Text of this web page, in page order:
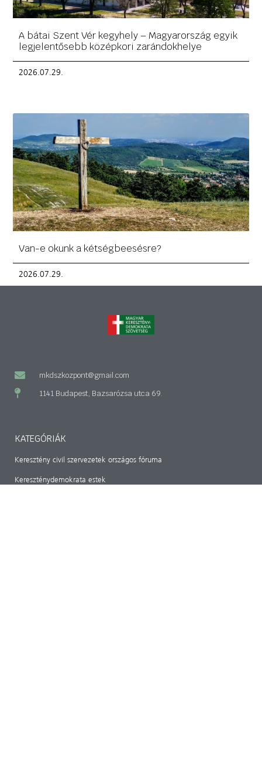
A bátai Szent Vér kegyhely – Magyarország egyik
legjelentősebb középkori zarándokhelye
2026.07.29.
Van-e okunk a kétségbeesésre?
2026.07.29.
mkdszkozpont@gmail.com
1141 Budapest, Bazsarózsa utca 69.
KATEGÓRIÁK
Keresztény civil szervezetek országos fóruma
Kereszténydemokrata estek